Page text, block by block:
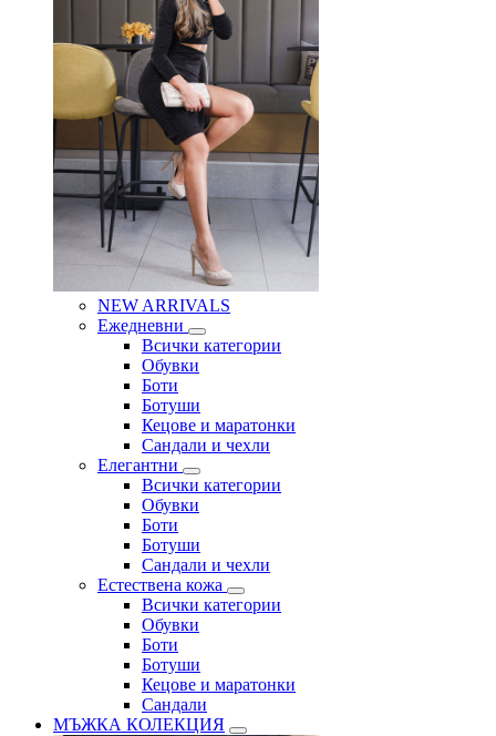
NEW ARRIVALS
Ежедневни
Всички категории
Обувки
Боти
Ботуши
Кецове и маратонки
Сандали и чехли
Елегантни
Всички категории
Обувки
Боти
Ботуши
Сандали и чехли
Естествена кожа
Всички категории
Обувки
Боти
Ботуши
Кецове и маратонки
Сандали
МЪЖКА КОЛЕКЦИЯ